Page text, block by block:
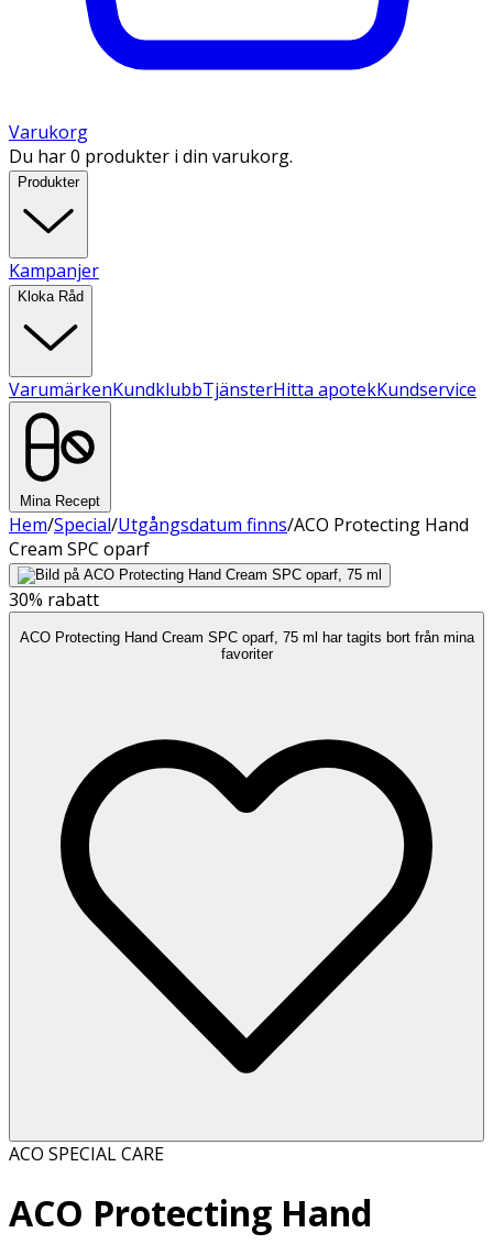
Varukorg
Du har 0 produkter i din varukorg.
Produkter
Kampanjer
Kloka Råd
VarumärkenKundklubbTjänsterHitta apotekKundservice
Mina Recept
Hem/Special/Utgångsdatum finns/ACO Protecting Hand
Cream SPC oparf
30% rabatt
ACO Protecting Hand Cream SPC oparf, 75 ml har tagits bort från mina
favoriter
ACO SPECIAL CARE
ACO Protecting Hand